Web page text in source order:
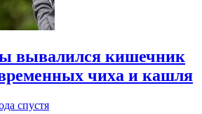
вывалился кишечник
чиха и кашля
спустя